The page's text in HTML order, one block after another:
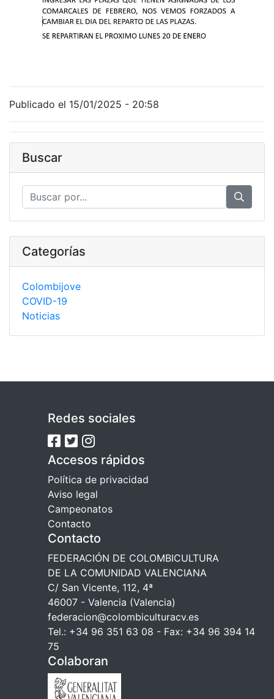
Publicado el 15/01/2025 - 20:58
Buscar
Categorías
Colombijove
COVID-19
Noticias
Redes sociales
Accesos rápidos
Política de privacidad
Aviso legal
Campeonatos
Contacto
Contacto
FEDERACIÓN DE COLOMBICULTURA
DE LA COMUNIDAD VALENCIANA
C/ San Vicente, 112, 4ª
46007 - Valencia (Valencia)
federacion@colombiculturacv.es
Tel.: +34 96 351 63 08 - Fax: +34 96 394 14
75
Colaboran